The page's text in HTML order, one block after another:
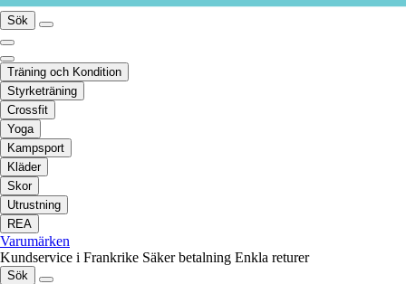
Sök
Träning och Kondition
Styrketräning
Crossfit
Yoga
Kampsport
Kläder
Skor
Utrustning
REA
Varumärken
Kundservice i Frankrike Säker betalning Enkla returer
Sök